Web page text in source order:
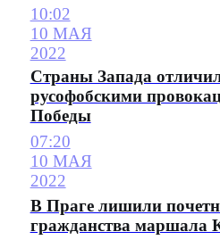
10:02
10 МАЯ
2022
Страны Запада
русофобскими
Победы
07:20
10 МАЯ
2022
В Праге лишили
гражданства маршала